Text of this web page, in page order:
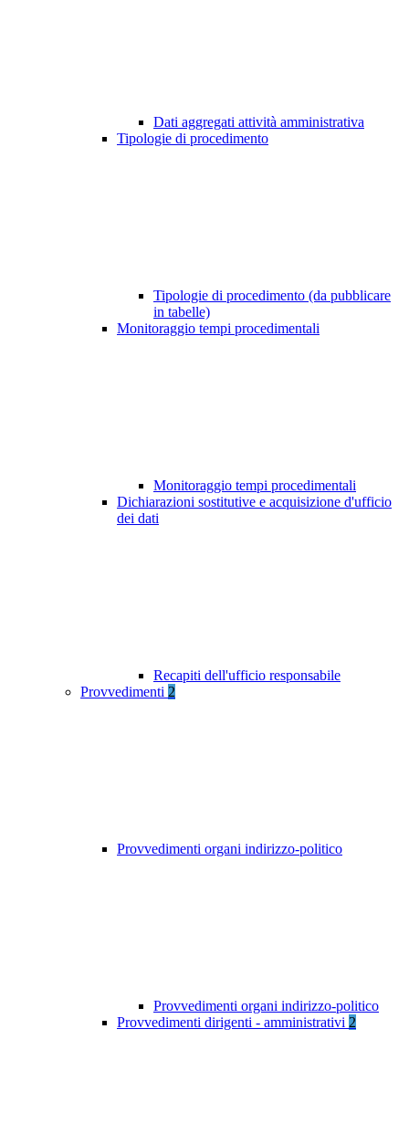
Dati aggregati attività amministrativa
Tipologie di procedimento
Tipologie di procedimento (da pubblicare
in tabelle)
Monitoraggio tempi procedimentali
Monitoraggio tempi procedimentali
Dichiarazioni sostitutive e acquisizione d'ufficio
dei dati
Recapiti dell'ufficio responsabile
Provvedimenti 2
Provvedimenti organi indirizzo-politico
Provvedimenti organi indirizzo-politico
Provvedimenti dirigenti - amministrativi 2